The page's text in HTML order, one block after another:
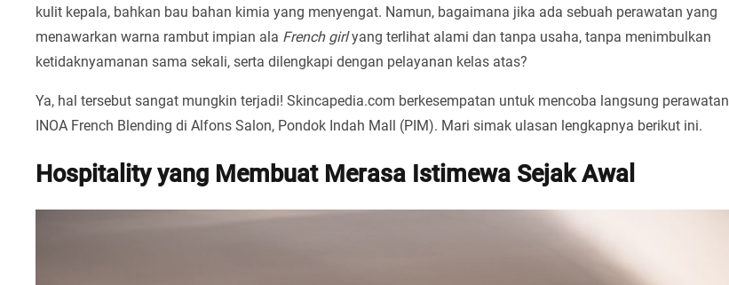
kulit kepala, bahkan bau bahan kimia yang menyengat. Namun, bagaimana jika ada sebuah perawatan yang
menawarkan warna rambut impian ala French girlyang terlihat alami dan tanpa usaha, tanpa menimbulkan
ketidaknyamanan sama sekali, serta dilengkapi dengan pelayanan kelas atas?
Ya, hal tersebut sangat mungkin terjadi! Skincapedia.com berkesempatan untuk mencoba langsung perawatan
INOA French Blending di Alfons Salon, Pondok Indah Mall (PIM). Mari simak ulasan lengkapnya berikut ini.
Hospitality yang Membuat Merasa Istimewa Sejak Awal